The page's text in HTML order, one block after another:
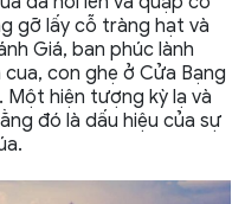
gỡ lấy cỗ tràng hạt và
Giá, ban phúc lành
con ghẹ ở Cửa Bạng
Một hiện tượng kỳ lạ và
đó là dấu hiệu của sự